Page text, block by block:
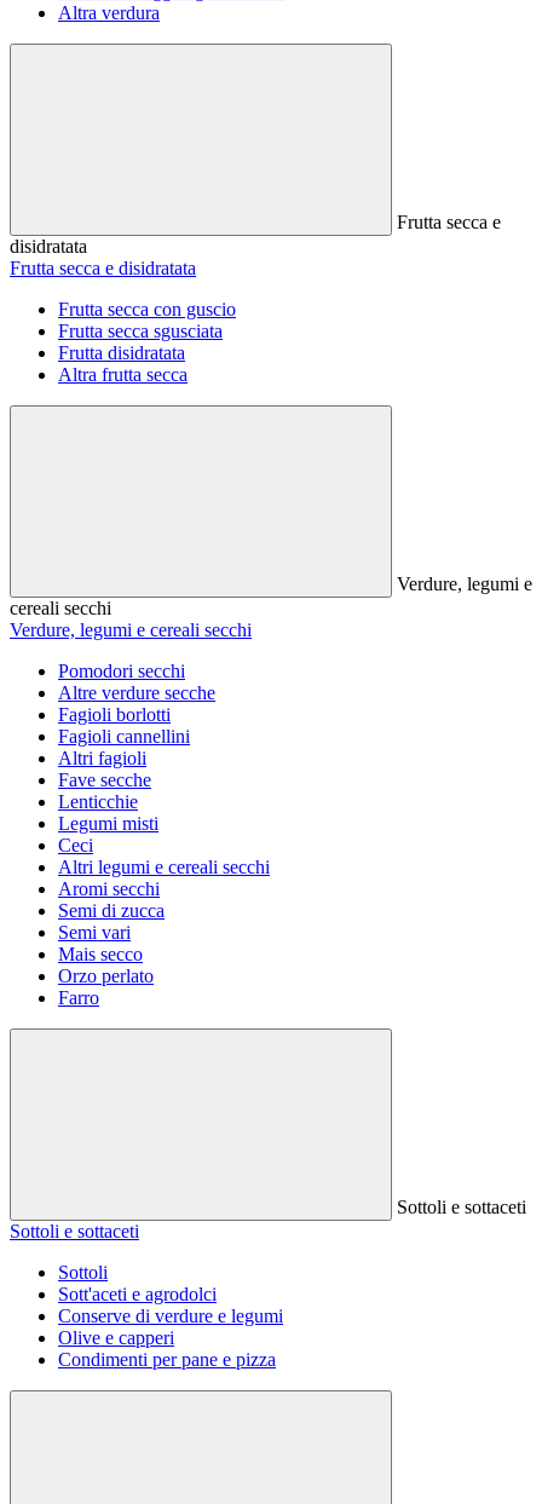
Altra verdura
Frutta secca e
disidratata
Frutta secca e disidratata
Frutta secca con guscio
Frutta secca sgusciata
Frutta disidratata
Altra frutta secca
Verdure, legumi e
cereali secchi
Verdure, legumi e cereali secchi
Pomodori secchi
Altre verdure secche
Fagioli borlotti
Fagioli cannellini
Altri fagioli
Fave secche
Lenticchie
Legumi misti
Ceci
Altri legumi e cereali secchi
Aromi secchi
Semi di zucca
Semi vari
Mais secco
Orzo perlato
Farro
Sottoli e sottaceti
Sottoli e sottaceti
Sottoli
Sott'aceti e agrodolci
Conserve di verdure e legumi
Olive e capperi
Condimenti per pane e pizza